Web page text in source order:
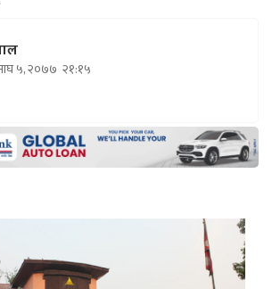
५, २०७७ २१:१५